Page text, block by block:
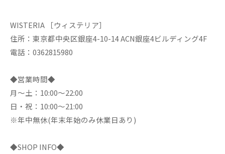
WISTERIA ［ウィステリア］
住所：東京都中央区銀座4-10-14 ACN銀座4ビルディング4F
電話：0362815980
◆営業時間◆
月～土：10:00～22:00
日・祝：10:00～21:00
※年中無休(年末年始のみ休業日あり)
◆SHOP INFO◆